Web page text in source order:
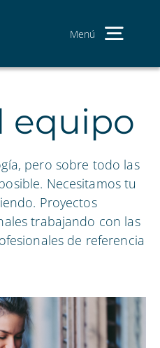
Menú
Únete
equipo
pero sobre todo las
Necesitamos tu
Proyectos
trabajando con las
de referencia